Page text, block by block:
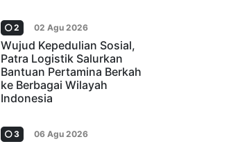
2 02 Agu 2026
Wujud Kepedulian Sosial,
Patra Logistik Salurkan
Bantuan Pertamina Berkah
ke Berbagai Wilayah
Indonesia
3 06 Agu 2026